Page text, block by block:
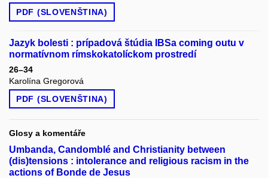
PDF (SLOVENŠTINA)
Jazyk bolesti : prípadová štúdia IBSa coming outu v
normatívnom rímskokatolíckom prostredí
26–34
Karolína Gregorová
PDF (SLOVENŠTINA)
Glosy a komentáře
Umbanda, Candomblé and Christianity between
(dis)tensions : intolerance and religious racism in the
actions of Bonde de Jesus